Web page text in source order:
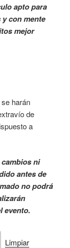
apto para
con mente
mejor
harán
de
a
ni
antes de
no podrá
evento.
Limpiar